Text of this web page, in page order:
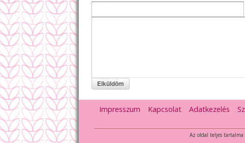
Impresszum Kapcsolat Adatkezelés
Az oldal teljes